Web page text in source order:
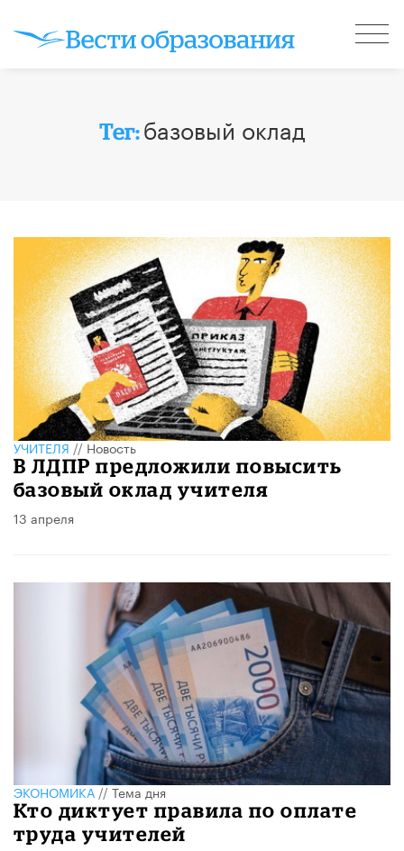
Тег:базовый оклад
УЧИТЕЛЯ//Новость
В ЛДПР предложили повысить
базовый оклад учителя
13 апреля
ЭКОНОМИКА//Тема дня
Кто диктует правила по оплате
труда учителей